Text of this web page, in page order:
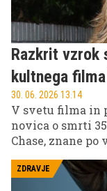
Razkrit vzrok
kultnega
30. 06. 2026 13.14
V svetu filma in
novica o smrti
Chase, znane
Krog. Po
preiskava
posledicami
ZDRAVJE